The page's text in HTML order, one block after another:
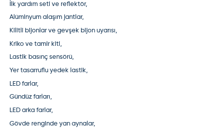
İlk yardım seti ve reflektör,
Alüminyum alaşım jantlar,
Kilitli bijonlar ve gevşek bijon uyarısı,
Kriko ve tamir kiti,
Lastik basınç sensörü,
Yer tasarruflu yedek lastik,
LED farlar,
Gündüz farları,
LED arka farlar,
Gövde renginde yan aynalar,